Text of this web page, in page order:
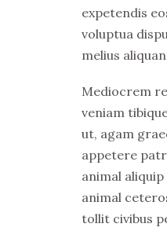
expetendis
voluptua
melius
Mediocrem
veniam
ut, agam
appetere
animal
animal
tollit civibus